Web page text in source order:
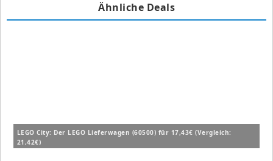
Ähnliche Deals
LEGO City: Der LEGO Lieferwagen (60500) für 17,43€ (Vergleich:
21,42€)